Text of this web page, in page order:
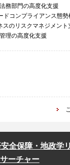
務部門の高度化支援
ドコンプライアンス態勢
スのリスクマネジメント
理の高度化支援
安全保障・地政学
ーチャー